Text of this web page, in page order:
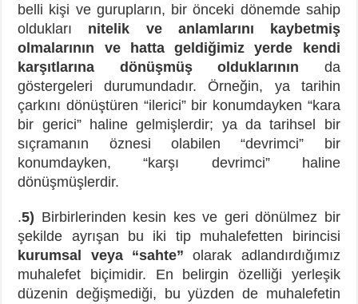
belli kişi ve gurupların, bir önceki dönemde sahip
oldukları nitelik ve anlamlarını kaybetmiş
olmalarının ve hatta geldiğimiz yerde kendi
karşıtlarına dönüşmüş olduklarının da
göstergeleri durumundadır. Örneğin, ya tarihin
çarkını dönüştüren “ilerici” bir konumdayken “kara
bir gerici” haline gelmişlerdir; ya da tarihsel bir
sıçramanın öznesi olabilen “devrimci” bir
konumdayken, “karşı devrimci” haline
dönüşmüşlerdir.
.5) Birbirlerinden kesin kes ve geri dönülmez bir
şekilde ayrışan bu iki tip muhalefetten birincisi
kurumsal veya “sahte” olarak adlandırdığımız
muhalefet biçimidir. En belirgin özelliği yerleşik
düzenin değişmediği, bu yüzden de muhalefetin